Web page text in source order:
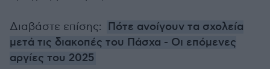
Διαβάστε επίσης:
Πότε ανοίγουν τα σχολεία
μετά τις διακοπές του Πάσχα - Οι επόμενες
αργίες του 2025